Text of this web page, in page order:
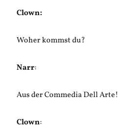
Clown:
Woher kommst du?
Narr:
Aus der Commedia Dell Arte!
Clown: